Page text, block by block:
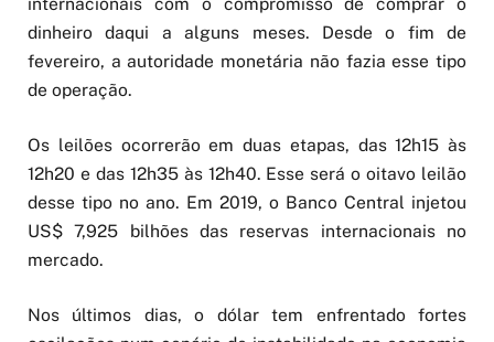
dinheiro daqui a alguns meses. Desde o fim de
fevereiro, a autoridade monetária não fazia esse tipo
de operação.
Os leilões ocorrerão em duas etapas, das 12h15 às
12h20 e das 12h35 às 12h40. Esse será o oitavo leilão
desse tipo no ano. Em 2019, o Banco Central injetou
US$ 7,925 bilhões das reservas internacionais no
mercado.
Nos últimos dias, o dólar tem enfrentado fortes